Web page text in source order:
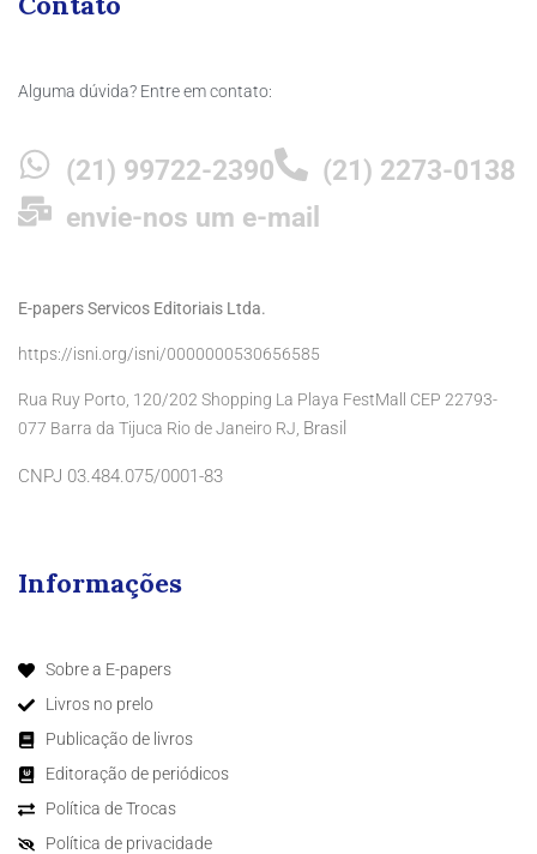
Alguma dúvida? Entre em contato:
(21) 99722-2390
(21) 2273-0138
envie-nos um e-mail
E-papers Servicos Editoriais Ltda.
https://isni.org/isni/0000000530656585
Rua Ruy Porto, 120/202 Shopping La Playa FestMall CEP 22793-
077 Barra da Tijuca Rio de Janeiro RJ, Brasil
CNPJ 03.484.075/0001-83
Informações
Sobre a E-papers
Livros no prelo
Publicação de livros
Editoração de periódicos
Política de Trocas
Política de privacidade